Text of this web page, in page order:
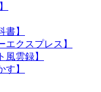
】
クスプレス】
雲録】
】